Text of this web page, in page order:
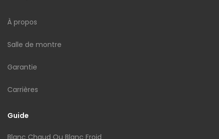
À propos
Salle de montre
Garantie
Carrières
Guide
Blanc Chaud Ou Blanc Froid